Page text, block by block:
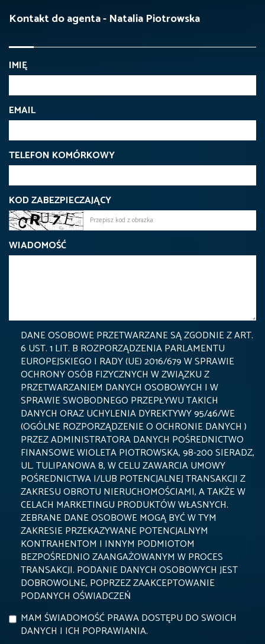
Kontakt do agenta - Natalia Piotrowska
IMIĘ
EMAIL
TELEFON KOMÓRKOWY
KOD ZABEZPIECZAJĄCY
WIADOMOŚĆ
DANE OSOBOWE PRZETWARZANE SĄ ZGODNIE Z ART.
6 UST. 1 LIT. B ROZPORZĄDZENIA PARLAMENTU
EUROPEJSKIEGO I RADY (UE) 2016/679 W SPRAWIE
OCHRONY OSÓB FIZYCZNYCH W ZWIĄZKU Z
PRZETWARZANIEM DANYCH OSOBOWYCH I W
SPRAWIE SWOBODNEGO PRZEPŁYWU TAKICH
DANYCH ORAZ UCHYLENIA DYREKTYWY 95/46/WE
(OGÓLNE ROZPORZĄDZENIE O OCHRONIE DANYCH )
PRZEZ ADMINISTRATORA DANYCH POŚREDNICTWO
FINANSOWE WIOLETA PIOTROWSKA, 98-200 SIERADZ,
UL. TULIPANOWA 8, W CELU ZAWARCIA UMOWY
POŚREDNICTWA I/LUB POTENCJALNEJ TRANSAKCJI Z
ZAKRESU OBROTU NIERUCHOMOŚCIAMI, A TAKŻE W
CELACH MARKETINGU PRODUKTÓW WŁASNYCH.
ZEBRANE DANE OSOBOWE MOGĄ BYĆ W TYM
ZAKRESIE PRZEKAZYWANE POTENCJALNYM
KONTRAHENTOM I INNYM PODMIOTOM
BEZPOŚREDNIO ZAANGAŻOWANYM W PROCES
TRANSAKCJI. PODANIE DANYCH OSOBOWYCH JEST
DOBROWOLNE, POPRZEZ ZAAKCEPTOWANIE
PODANYCH OŚWIADCZEŃ
MAM ŚWIADOMOŚĆ PRAWA DOSTĘPU DO SWOICH
DANYCH I ICH POPRAWIANIA.